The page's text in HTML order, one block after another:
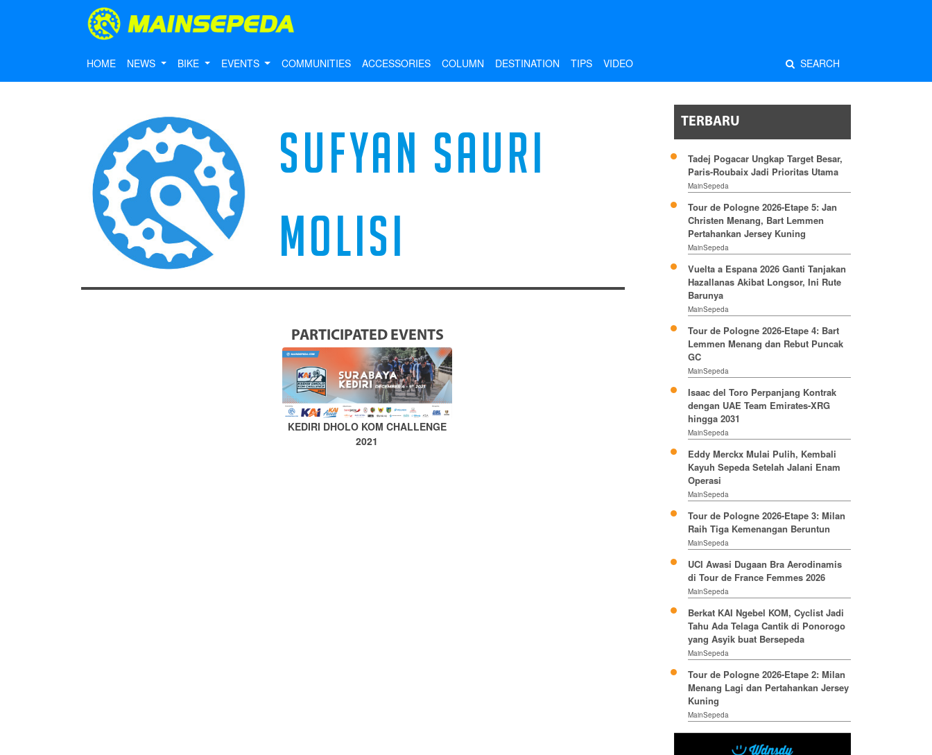
HOME NEWS BIKE EVENTS COMMUNITIES ACCESSORIES COLUMN DESTINATION TIPS VIDEO SEARCH
SUFYAN SAURI
MOLISI
PARTICIPATED EVENTS
KEDIRI DHOLO KOM CHALLENGE
2021
TERBARU
Tadej Pogacar Ungkap Target Besar,
Paris-Roubaix Jadi Prioritas Utama
MainSepeda
Tour de Pologne 2026-Etape 5: Jan
Christen Menang, Bart Lemmen
Pertahankan Jersey Kuning
MainSepeda
Vuelta a Espana 2026 Ganti Tanjakan
Hazallanas Akibat Longsor, Ini Rute
Barunya
MainSepeda
Tour de Pologne 2026-Etape 4: Bart
Lemmen Menang dan Rebut Puncak
GC
MainSepeda
Isaac del Toro Perpanjang Kontrak
dengan UAE Team Emirates-XRG
hingga 2031
MainSepeda
Eddy Merckx Mulai Pulih, Kembali
Kayuh Sepeda Setelah Jalani Enam
Operasi
MainSepeda
Tour de Pologne 2026-Etape 3: Milan
Raih Tiga Kemenangan Beruntun
MainSepeda
UCI Awasi Dugaan Bra Aerodinamis
di Tour de France Femmes 2026
MainSepeda
Berkat KAI Ngebel KOM, Cyclist Jadi
Tahu Ada Telaga Cantik di Ponorogo
yang Asyik buat Bersepeda
MainSepeda
Tour de Pologne 2026-Etape 2: Milan
Menang Lagi dan Pertahankan Jersey
Kuning
MainSepeda